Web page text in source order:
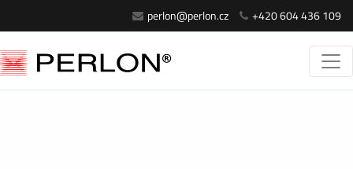
perlon@perlon.cz +420 604 436 109